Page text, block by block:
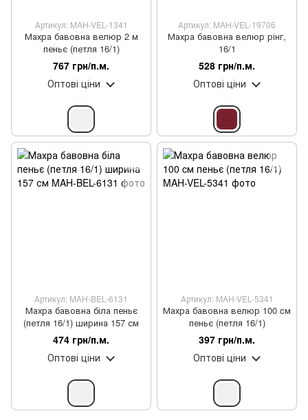
Артикул: MAH-VEL-1341
Махра бавовна велюр 2 м
пеньє (петля 16/1)
767 грн/п.м.
Оптові ціни
Артикул: MAH-VEL-19706
Махра бавовна велюр рінг,
16/1
528 грн/п.м.
Оптові ціни
Артикул: MAH-BEL-6131
Махра бавовна біла пеньє
(петля 16/1) ширина 157 см
474 грн/п.м.
Оптові ціни
Артикул: MAH-VEL-5341
Махра бавовна велюр 100 cм
пеньє (петля 16/1)
397 грн/п.м.
Оптові ціни